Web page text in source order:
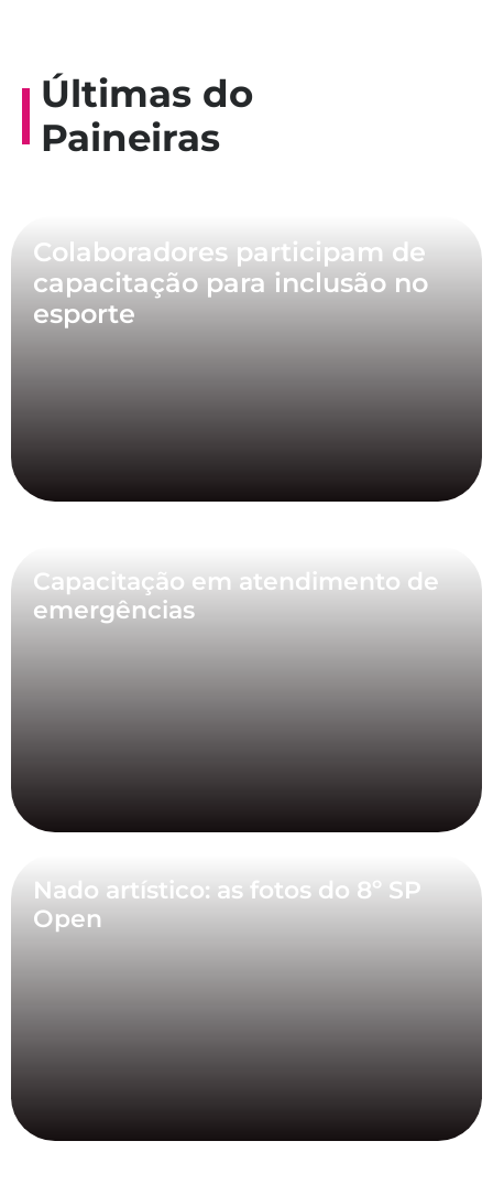
Últimas do
Paineiras
Colaboradores participam de
capacitação para inclusão no
esporte
Capacitação em atendimento de
emergências
Nado artístico: as fotos do 8º SP
Open